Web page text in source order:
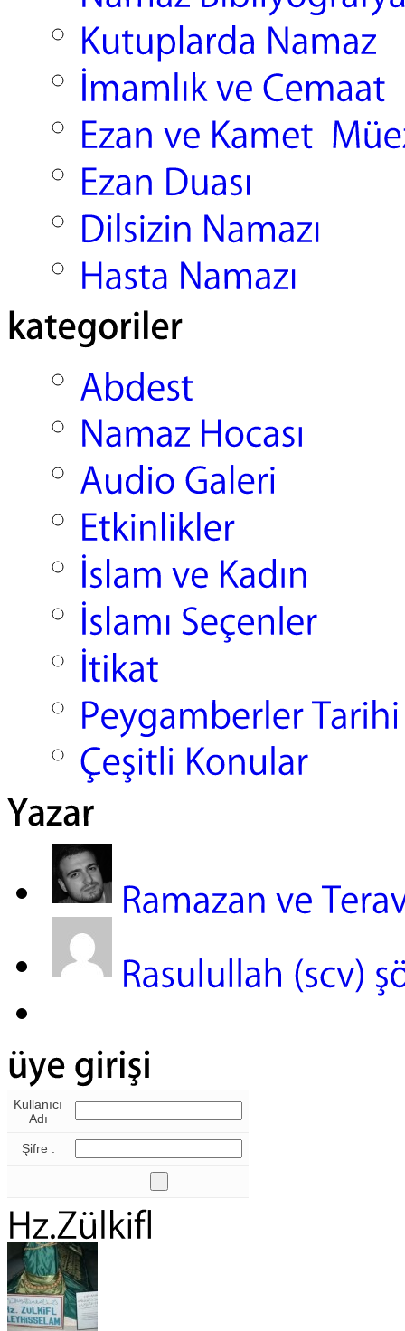
Kullanıcı
Adı
Şifre :